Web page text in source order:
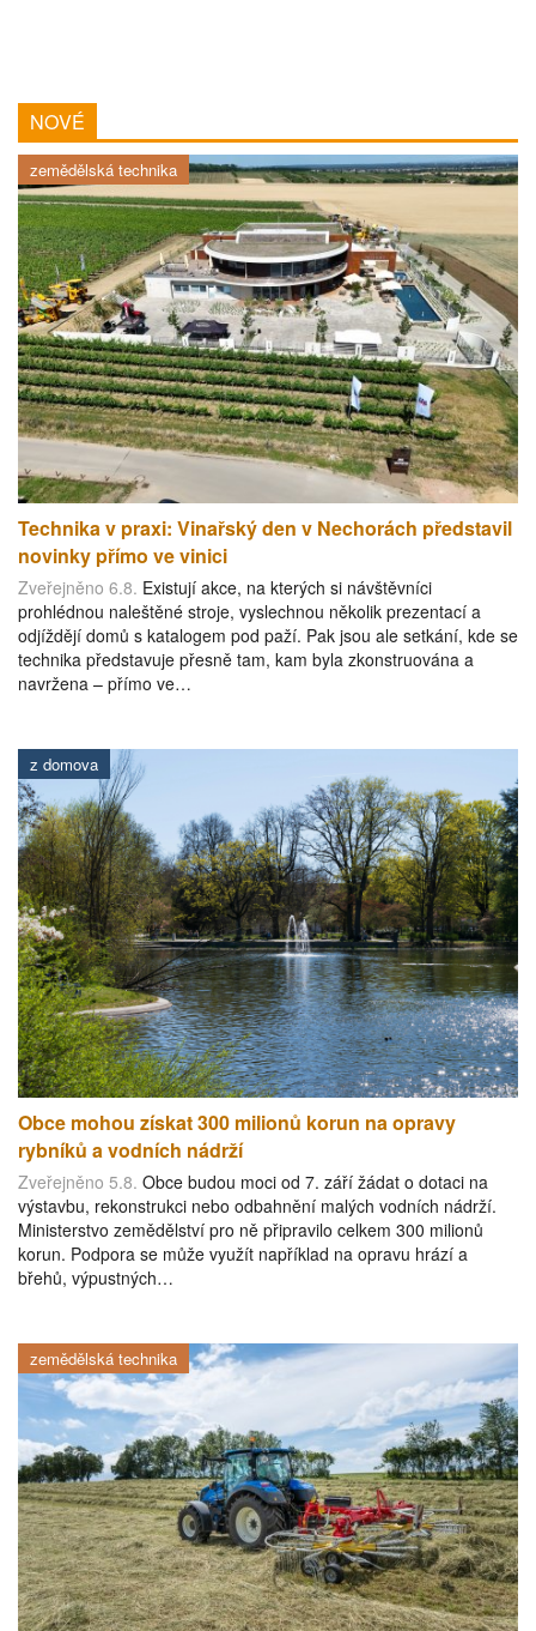
NOVÉ
zemědělská technika
Technika v praxi: Vinařský den v Nechorách představil
novinky přímo ve vinici
Zveřejněno 6.8. Existují akce, na kterých si návštěvníci
prohlédnou naleštěné stroje, vyslechnou několik prezentací a
odjíždějí domů s katalogem pod paží. Pak jsou ale setkání, kde se
technika představuje přesně tam, kam byla zkonstruována a
navržena – přímo ve…
z domova
Obce mohou získat 300 milionů korun na opravy
rybníků a vodních nádrží
Zveřejněno 5.8. Obce budou moci od 7. září žádat o dotaci na
výstavbu, rekonstrukci nebo odbahnění malých vodních nádrží.
Ministerstvo zemědělství pro ně připravilo celkem 300 milionů
korun. Podpora se může využít například na opravu hrází a
břehů, výpustných…
zemědělská technika